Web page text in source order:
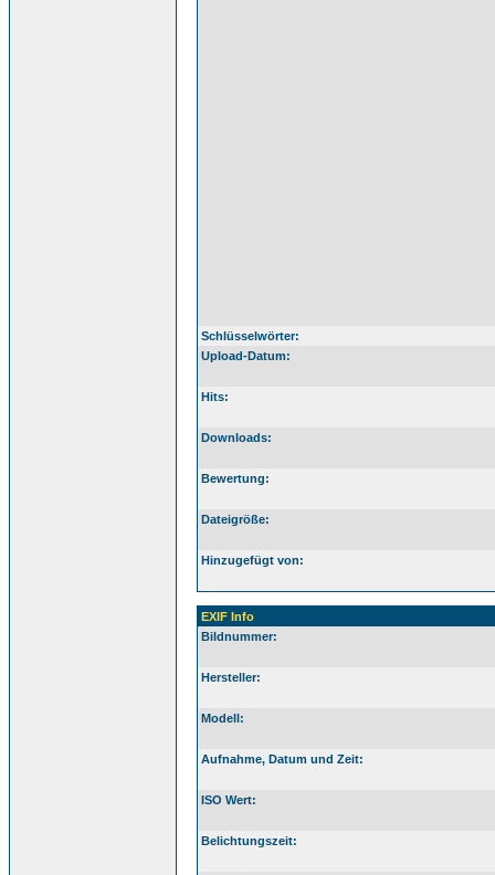
Schlüsselwörter:
Upload-Datum:
Hits:
Downloads:
Bewertung:
Dateigröße:
Hinzugefügt von:
EXIF Info
Bildnummer:
Hersteller:
Modell:
Aufnahme, Datum und Zeit:
ISO Wert:
Belichtungszeit: